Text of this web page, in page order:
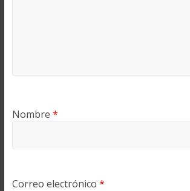
Nombre *
Correo electrónico *